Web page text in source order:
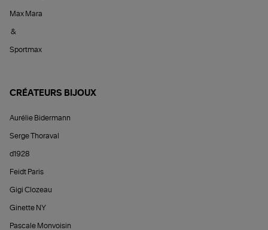
Max Mara
&
Sportmax
CRÉATEURS BIJOUX
Aurélie Bidermann
Serge Thoraval
d1928
Feidt Paris
Gigi Clozeau
Ginette NY
Pascale Monvoisin